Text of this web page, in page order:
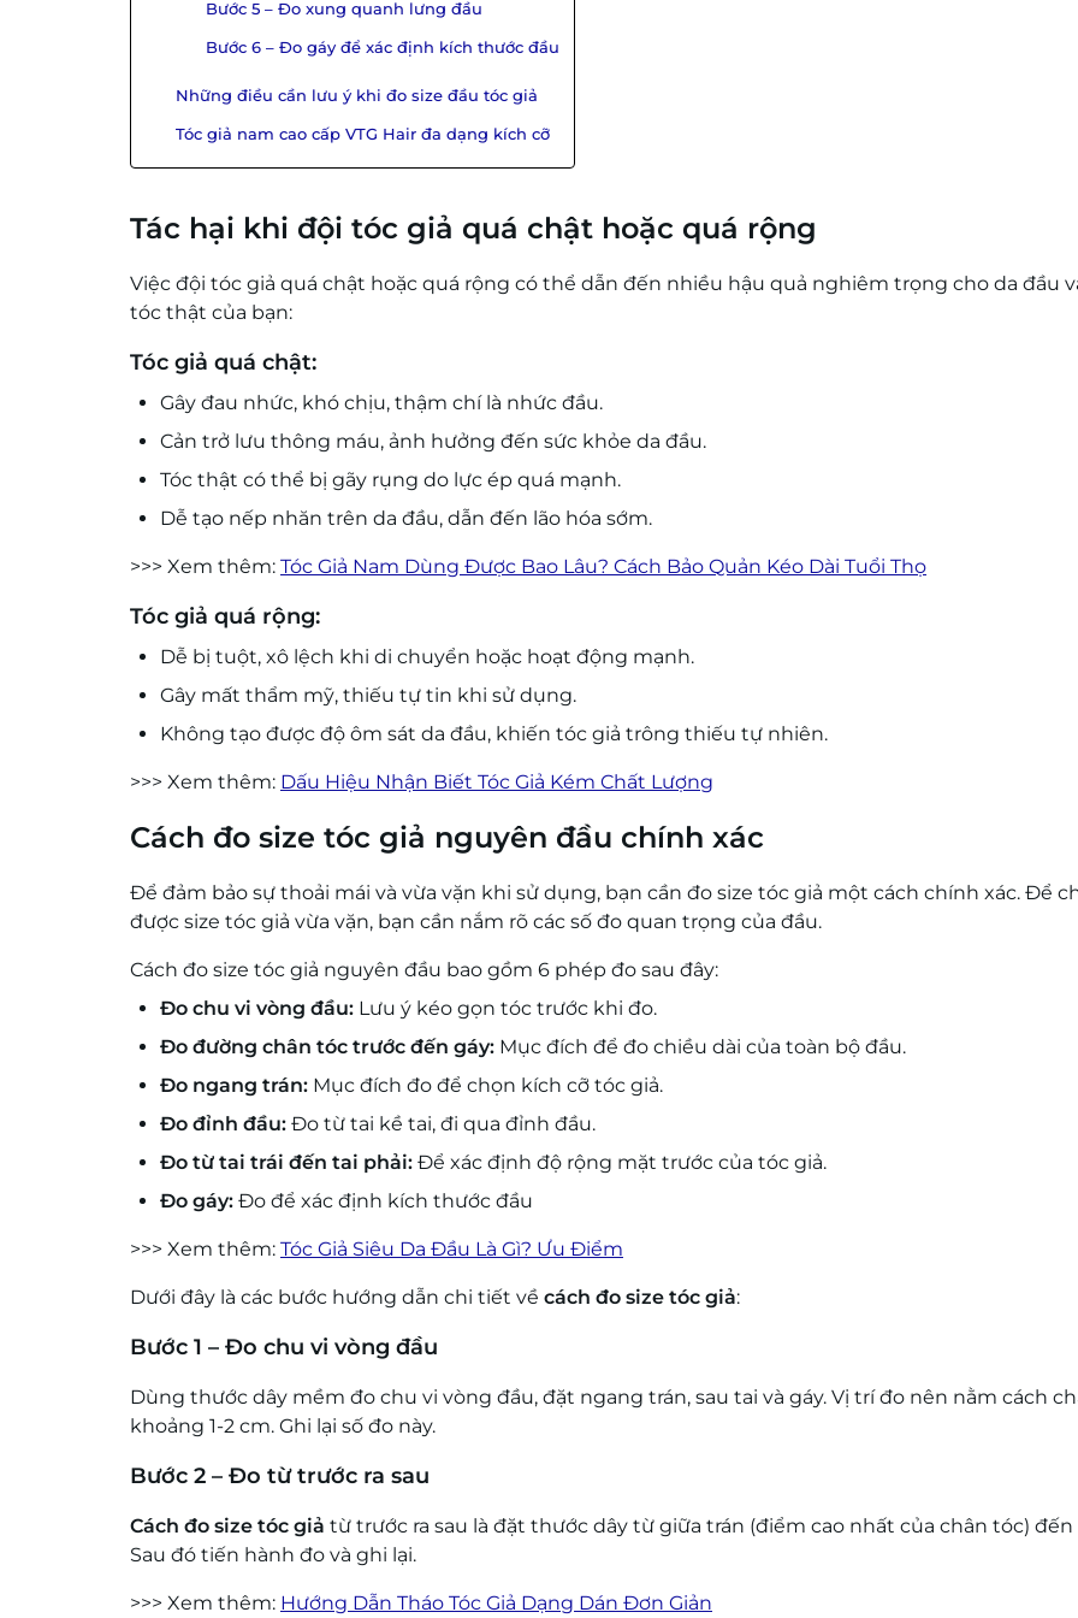
Bước 5 – Đo xung quanh lưng đầu
Bước 6 – Đo gáy để xác định kích thước đầu
Những điều cần lưu ý khi đo size đầu tóc giả
Tóc giả nam cao cấp VTG Hair đa dạng kích cỡ
Tác hại khi đội tóc giả quá chật hoặc quá rộng
Việc đội tóc giả quá chật hoặc quá rộng có thể dẫn đến nhiều hậu quả nghiêm trọng cho da đầu
tóc thật của bạn:
Tóc giả quá chật:
Gây đau nhức, khó chịu, thậm chí là nhức đầu.
Cản trở lưu thông máu, ảnh hưởng đến sức khỏe da đầu.
Tóc thật có thể bị gãy rụng do lực ép quá mạnh.
Dễ tạo nếp nhăn trên da đầu, dẫn đến lão hóa sớm.
>>> Xem thêm: Tóc Giả Nam Dùng Được Bao Lâu? Cách Bảo Quản Kéo Dài Tuổi Thọ
Tóc giả quá rộng:
Dễ bị tuột, xô lệch khi di chuyển hoặc hoạt động mạnh.
Gây mất thẩm mỹ, thiếu tự tin khi sử dụng.
Không tạo được độ ôm sát da đầu, khiến tóc giả trông thiếu tự nhiên.
>>> Xem thêm: Dấu Hiệu Nhận Biết Tóc Giả Kém Chất Lượng
Cách đo size tóc giả nguyên đầu chính xác
Để đảm bảo sự thoải mái và vừa vặn khi sử dụng, bạn cần đo size tóc giả một cách chính xác. Để
được size tóc giả vừa vặn, bạn cần nắm rõ các số đo quan trọng của đầu.
Cách đo size tóc giả nguyên đầu bao gồm 6 phép đo sau đây:
Đo chu vi vòng đầu: Lưu ý kéo gọn tóc trước khi đo.
Đo đường chân tóc trước đến gáy: Mục đích để đo chiều dài của toàn bộ đầu.
Đo ngang trán: Mục đích đo để chọn kích cỡ tóc giả.
Đo đỉnh đầu: Đo từ tai kề tai, đi qua đỉnh đầu.
Đo từ tai trái đến tai phải: Để xác định độ rộng mặt trước của tóc giả.
Đo gáy: Đo để xác định kích thước đầu
>>> Xem thêm: Tóc Giả Siêu Da Đầu Là Gì? Ưu Điểm
Dưới đây là các bước hướng dẫn chi tiết về cách đo size tóc giả:
Bước 1 – Đo chu vi vòng đầu
Dùng thước dây mềm đo chu vi vòng đầu, đặt ngang trán, sau tai và gáy. Vị trí đo nên nằm cách
khoảng 1-2 cm. Ghi lại số đo này.
Bước 2 – Đo từ trước ra sau
Cách đo size tóc giả từ trước ra sau là đặt thước dây từ giữa trán (điểm cao nhất của chân tóc) đến
Sau đó tiến hành đo và ghi lại.
>>> Xem thêm: Hướng Dẫn Tháo Tóc Giả Dạng Dán Đơn Giản